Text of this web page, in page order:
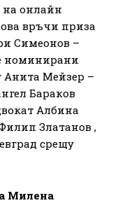
на онлайн
връчи приза
Симеонов –
номинирани
Анита Мейзер –
Бараков
Албина
Златанов ,
срещу
Милена